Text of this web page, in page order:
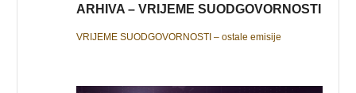
ARHIVA – VRIJEME SUODGOVORNOSTI
VRIJEME SUODGOVORNOSTI – ostale emisije